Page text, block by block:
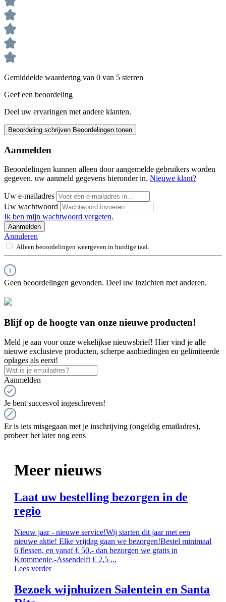
Gemiddelde waardering van 0 van 5 sterren
Geef een beoordeling
Deel uw ervaringen met andere klanten.
Beoordeling schrijven Beoordelingen tonen
Aanmelden
Beoordelingen kunnen alleen door aangemelde gebruikers worden
gegeven. uw aanmeld gegevens hieronder in. Nieuwe klant?
Uw e-mailadres
Uw wachtwoord
Ik ben mijn wachtwoord vergeten.
Aanmelden
Annuleren
Alleen beoordelingen weergeven in huidige taal.
Geen beoordelingen gevonden. Deel uw inzichten met anderen.
Blijf op de hoogte van onze nieuwe producten!
Meld je aan voor onze wekelijkse nieuwsbrief! Hier vind je alle
nieuwe exclusieve producten, scherpe aanbiedingen en gelimiteerde
oplages als eerst!
Aanmelden
Je bent succesvol ingeschreven!
Er is iets misgegaan met je inschrijving (ongeldig emailadres),
probeer het later nog eens
Meer nieuws
Laat uw bestelling bezorgen in de
regio
Nieuw jaar - nieuwe service!Wij starten dit jaar met een
nieuwe aktie! Elke vrijdag gaan we bezorgen!Bestel minimaal
6 flessen, en vanaf € 50,- dan bezorgen we gratis in
Krommenie.-Assendelft € 2,5 ...
Lees verder
Bezoek wijnhuizen Salentein en Santa